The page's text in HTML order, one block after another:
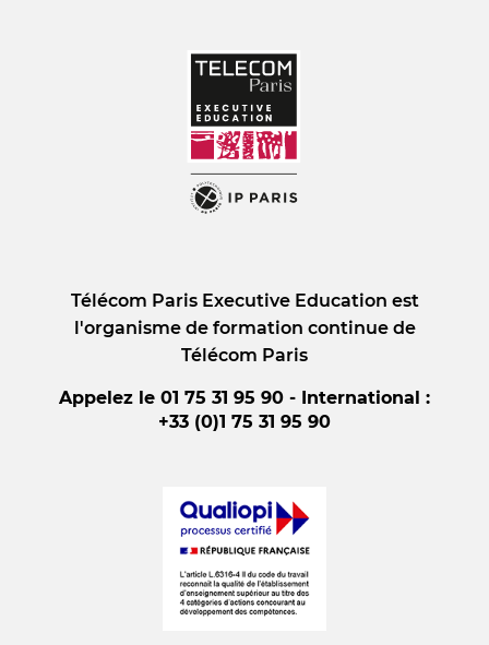
Télécom Paris Executive Education est
l'organisme de formation continue de
Télécom Paris
Appelez le 01 75 31 95 90 - International :
+33 (0)1 75 31 95 90